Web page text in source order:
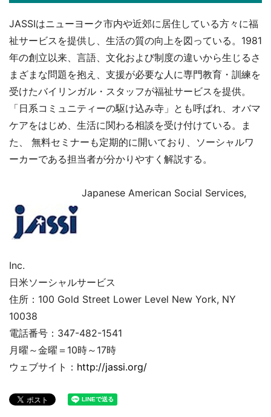
JASSIはニューヨーク市内や近郊に居住している方々に福
祉サービスを提供し、生活の質の向上を図っている。1981
年の創立以来、言語、文化および制度の違いから生じるさ
まざまな問題を抱え、支援が必要な人に専門教育・訓練を
受けたバイリンガル・スタッフが福祉サービスを提供。
「日系コミュニティーの駆け込み寺」とも呼ばれ、オバマ
ケアをはじめ、生活に関わる相談を受け付けている。ま
た、 無料セミナーも定期的に開いており、ソーシャルワ
ーカーである担当者が分かりやすく解説する。
Japanese American Social Services,
Inc.
日米ソーシャルサービス
住所：100 Gold Street Lower Level New York, NY
10038
電話番号：347-482-1541
月曜～金曜＝10時～17時
ウェブサイト： http://jassi.org/